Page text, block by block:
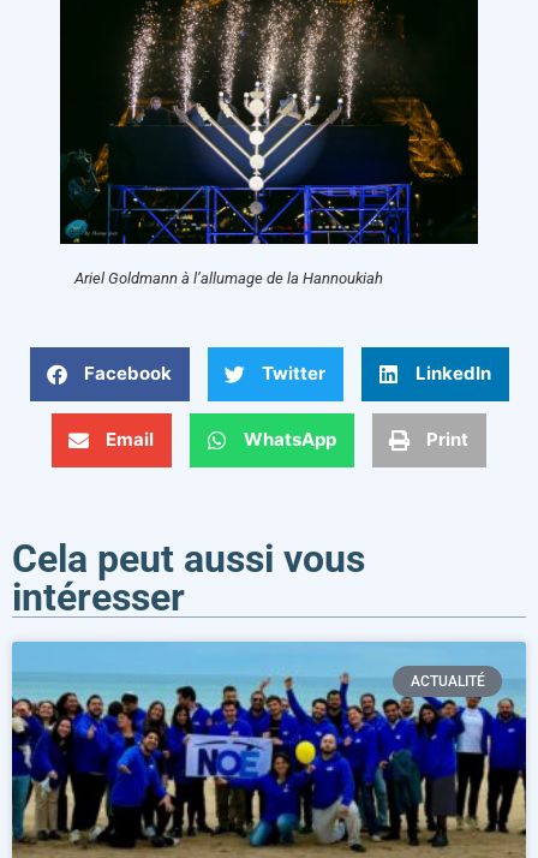
Ariel Goldmann à l’allumage de la Hannoukiah
Facebook Twitter LinkedIn
Email WhatsApp Print
Cela peut aussi vous
intéresser
ACTUALITÉ